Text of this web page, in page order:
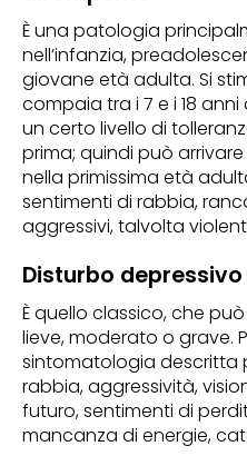
È una patologia
nell’infanzia,
giovane età adulta. Si
compaia tra i 7 e i 18
un certo livello di
prima; quindi può
nella primissima età
sentimenti di rabbia,
aggressivi, talvolta
Disturbo
È quello classico, che
lieve, moderato o grave.
sintomatologia descritta
rabbia, aggressività,
futuro, sentimenti di
mancanza di energie,